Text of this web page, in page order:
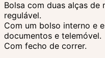
Bolsa com duas alças
regulável.
Com um bolso interno e
documentos e telemóvel.
Com fecho de correr.